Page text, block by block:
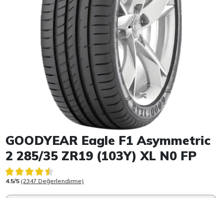
Item 1 of 1
GOODYEAR Eagle F1 Asymmetric
2 285/35 ZR19 (103Y) XL N0 FP
4.5/5 (2347 Değerlendirme)